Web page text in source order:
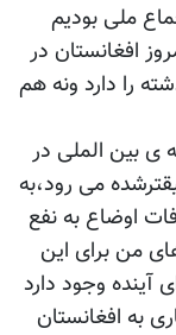
اجماع ملی بودیم
افغانستان در
را دارد ونه هم
ی بین الملی در
می رود،به
اوضاع به نفع
من برای این
وجود دارد
به افغانستان